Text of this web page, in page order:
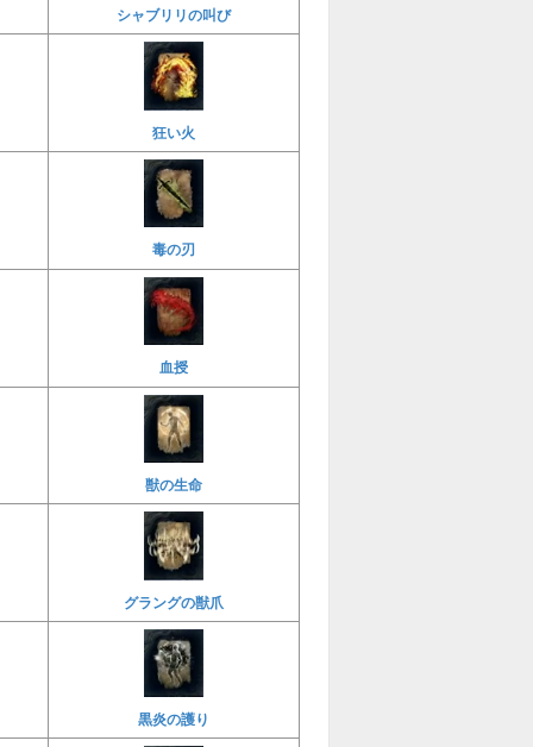
シャブリリの叫び
狂い火
毒の刃
血授
獣の生命
グラングの獣爪
黒炎の護り